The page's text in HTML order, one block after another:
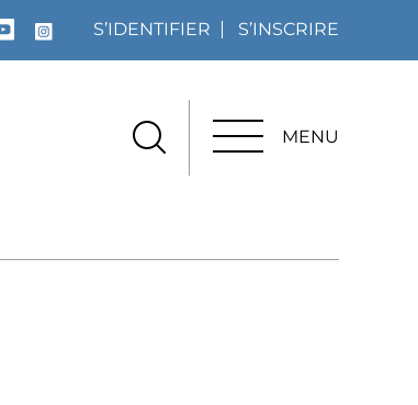
S’IDENTIFIER S’INSCRIRE
MENU